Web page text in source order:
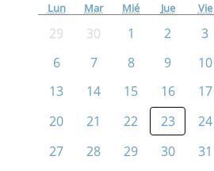
Lun Mar Mié Jue Vie
29 30 1 2 3
6
7 8 9 10
13
14 15 16 17
20
21 22 23 24
27
28 29 30 31